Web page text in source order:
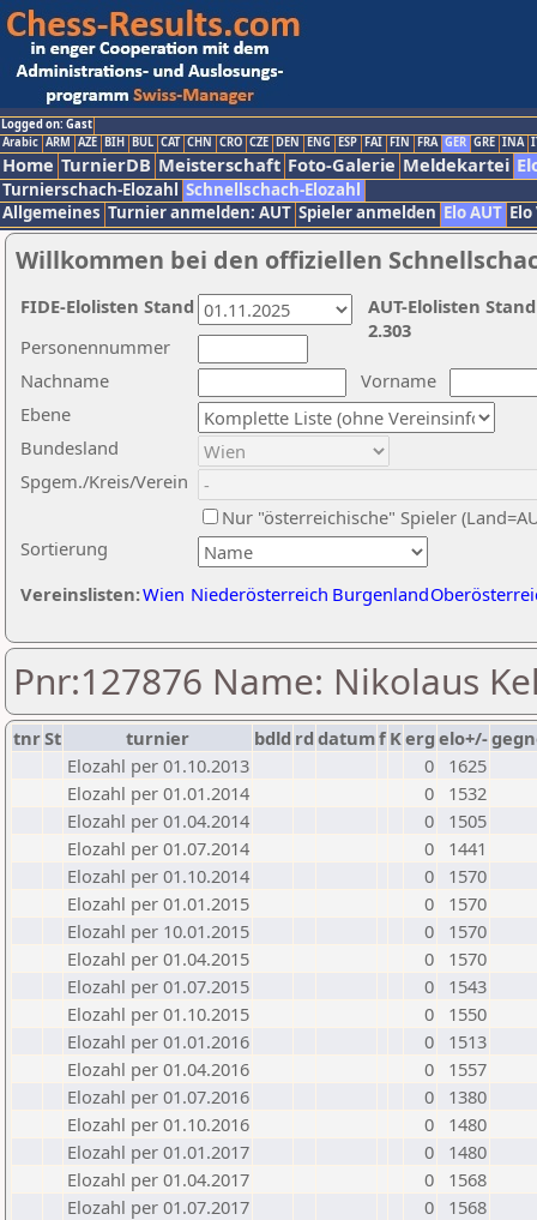
Logged on: Gast
Arabic ARM AZE BIH BUL CAT CHN CRO CZE DEN ENG ESP FAI FIN FRA GER GRE INA
Home TurnierDB Meisterschaft Foto-Galerie Meldekartei
Turnierschach-Elozahl Schnellschach-Elozahl
Allgemeines Turnier anmelden: AUT Spieler anmelden Elo AUT
Willkommen bei den offiziellen
Nachname
Vorname
Ebene
Sortierung
Personennummer
Bundesland
Spgem./Kreis/Verein
Nur "österreichische" Spieler
Vereinslisten:Wien Niederösterreich Burgenland
AUT-Elolisten
2.303
FIDE-Elolisten Stand
Pnr:127876 Name: Nikolaus
tnrSt turnier bdld rd datumf Kerg elo+/-
Elozahl per 01.10.2013
0
1625
Elozahl per 01.01.2014
0
1532
Elozahl per 01.04.2014
0
1505
Elozahl per 01.07.2014
0
1441
Elozahl per 01.10.2014
0
1570
Elozahl per 01.01.2015
0
1570
Elozahl per 10.01.2015
0
1570
Elozahl per 01.04.2015
0
1570
Elozahl per 01.07.2015
0
1543
Elozahl per 01.10.2015
0
1550
Elozahl per 01.01.2016
0
1513
Elozahl per 01.04.2016
0
1557
Elozahl per 01.07.2016
0
1380
Elozahl per 01.10.2016
0
1480
Elozahl per 01.01.2017
0
1480
Elozahl per 01.04.2017
0
1568
Elozahl per 01.07.2017
0
1568